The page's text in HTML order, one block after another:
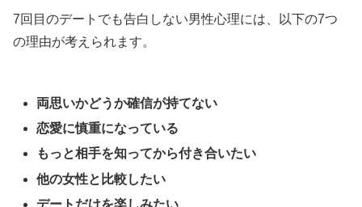
7回目のデートでも告白しない男性心理には、以下の7つ
の理由が考えられます。
両思いかどうか確信が持てない
恋愛に慎重になっている
もっと相手を知ってから付き合いたい
他の女性と比較したい
デートだけを楽しみたい